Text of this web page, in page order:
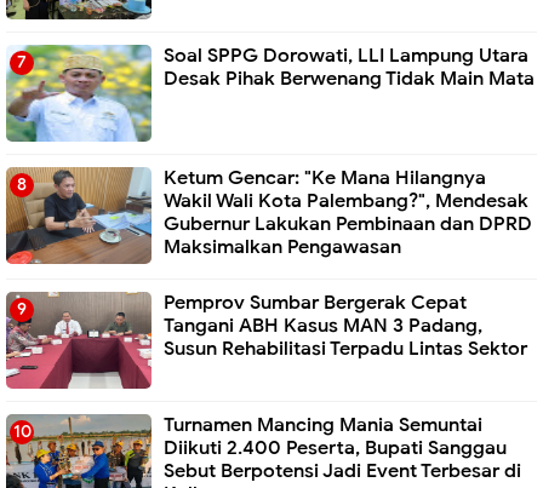
Soal SPPG Dorowati, LLI Lampung Utara
Desak Pihak Berwenang Tidak Main Mata
Ketum Gencar: "Ke Mana Hilangnya
Wakil Wali Kota Palembang?", Mendesak
Gubernur Lakukan Pembinaan dan DPRD
Maksimalkan Pengawasan
Pemprov Sumbar Bergerak Cepat
Tangani ABH Kasus MAN 3 Padang,
Susun Rehabilitasi Terpadu Lintas Sektor
Turnamen Mancing Mania Semuntai
Diikuti 2.400 Peserta, Bupati Sanggau
Sebut Berpotensi Jadi Event Terbesar di